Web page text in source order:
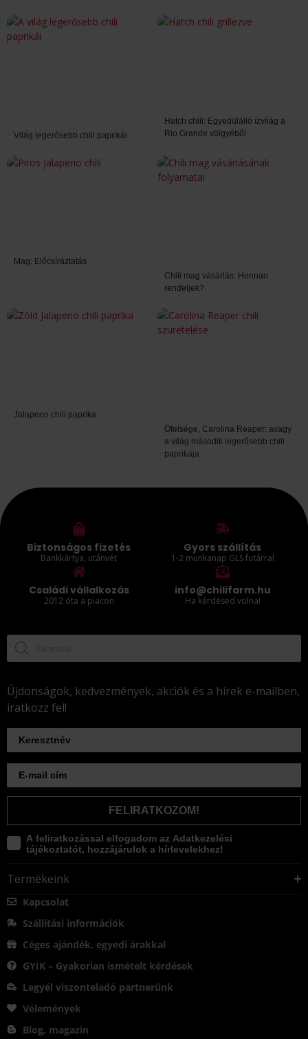
Világ legerősebb chili paprikái
Hatch chili: Egyedülálló ízvilág a
Rio Grande völgyéből
Mag: Előcsíráztatás
Chili mag vásárlás: Honnan
rendeljek?
Jalapeno chili paprika
Őfelsége, Carolina Reaper: avagy
a világ második legerősebb chili
paprikája
Biztonságos fizetés
Bankkártya, utánvét
Gyors szállítás
1-2 munkanap GLS futárral
Családi vállalkozás
2012 óta a piacon
info@chilifarm.hu
Ha kérdésed volna!
Újdonságok, kedvezmények, akciók és a hírek e-mailben,
iratkozz fel!
FELIRATKOZOM!
A feliratkozással elfogadom az Adatkezelési
tájékoztatót, hozzájárulok a hírlevelekhez!
Termékeink
Kapcsolat
Szállítási információk
Céges ajándék, egyedi árakkal
GYIK – Gyakorian ismételt kérdések
Legyél viszonteladó partnerünk
Vélemények
Blog, magazin